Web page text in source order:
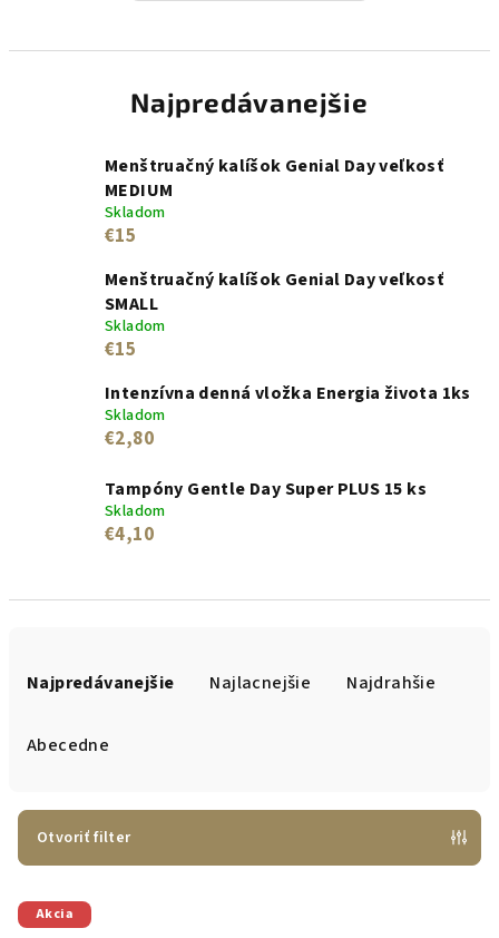
Najpredávanejšie
Menštruačný kalíšok Genial Day veľkosť
MEDIUM
Skladom
€15
Menštruačný kalíšok Genial Day veľkosť
SMALL
Skladom
€15
Intenzívna denná vložka Energia života 1ks
Skladom
€2,80
Tampóny Gentle Day Super PLUS 15 ks
Skladom
€4,10
p
r
o
Najpredávanejšie Najlacnejšie Najdrahšie
Abecedne
Otvoriť filter
V
ý Akcia